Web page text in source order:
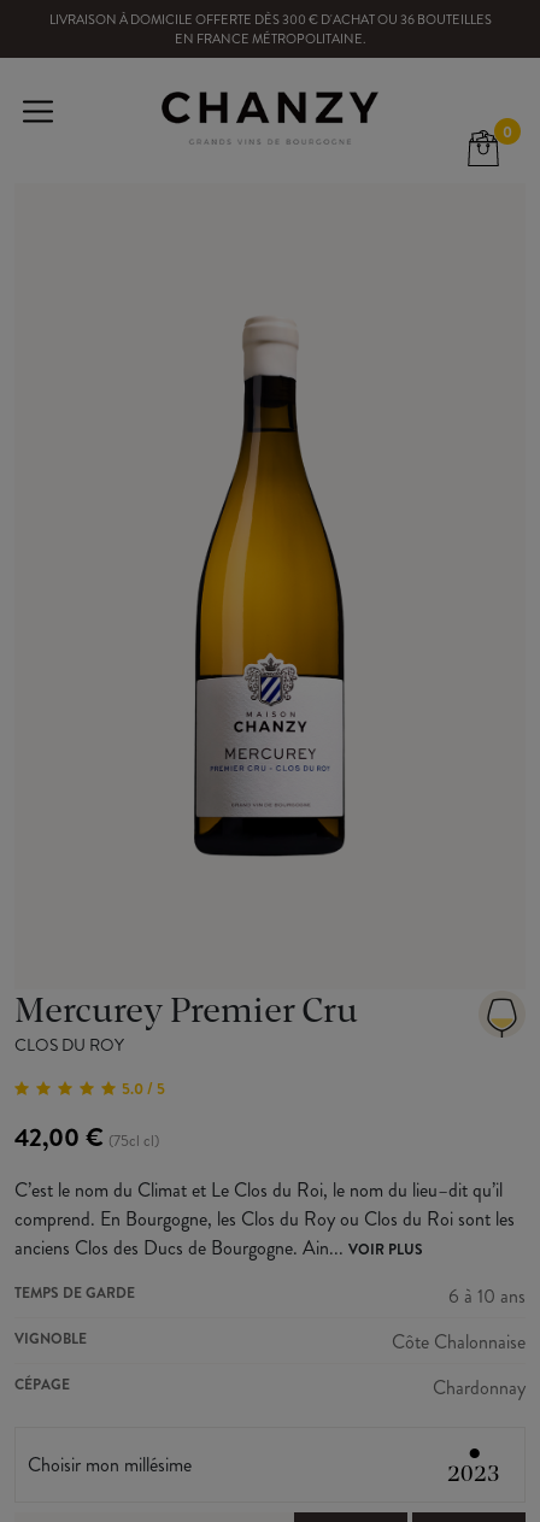
LIVRAISON À DOMICILE OFFERTE DÈS300€ D'ACHAT OU 36BOUTEILLES
EN FRANCE MÉTROPOLITAINE.
0
Mercurey Premier Cru
CLOS DU ROY
5.0 / 5
42,00 € (75cl cl)
C’est le nom du Climat et Le Clos du Roi, le nom du lieu–dit qu’il
comprend. En Bourgogne, les Clos du Roy ou Clos du Roi sont les
anciens Clos des Ducs de Bourgogne. Ain... VOIR PLUS
TEMPS DE GARDE
6 à 10 ans
VIGNOBLE Côte Chalonnaise
CÉPAGE Chardonnay
Choisir mon millésime ●
2023